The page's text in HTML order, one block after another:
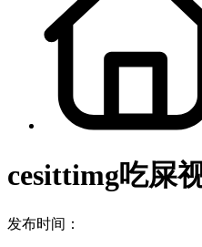
cesittimg吃屎
发布时间：